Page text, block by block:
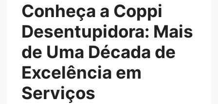
Conheça a Coppi
Desentupidora: Mais
de Uma Década de
Excelência em
Serviços